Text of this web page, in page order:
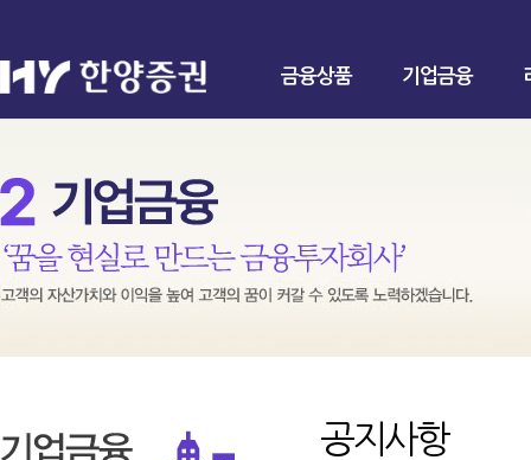
금융상품 기업금융
공지사항